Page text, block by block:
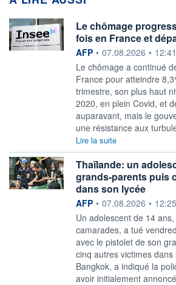
Le chômage
fois en France et
information fournie par
AFP • 07.08.2026 • 12:41
Le chômage a continué
France pour atteindre
trimestre, son plus haut
2020, en plein Covid, et
auparavant, mais le
une résistance aux
Lire la suite
Thaïlande: un
grands-parents puis
dans son lycée
information fournie par
AFP • 07.08.2026 • 12:25
Un adolescent de 14
camarades, a tué
avec le pistolet de son
cinq autres victimes
Bangkok, a indiqué la
avoir initialement